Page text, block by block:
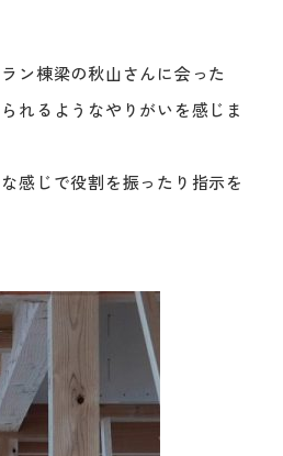
ン棟梁の秋山さんに会った
れるようなやりがいを感じま
感じで役割を振ったり指示を